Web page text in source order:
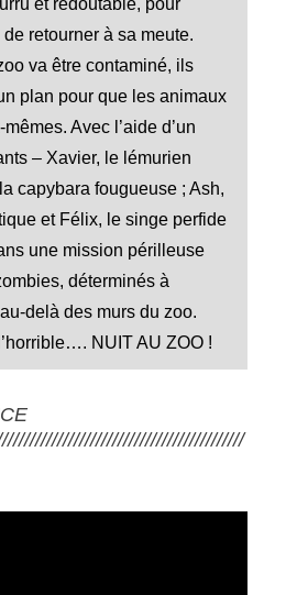
retourner à sa meute.
va être contaminé, ils
plan pour que les animaux
Avec l’aide d’un
– Xavier, le lémurien
capybara fougueuse ; Ash,
et Félix, le singe perfide
une mission périlleuse
déterminés à
delà des murs du zoo.
NUIT AU ZOO !